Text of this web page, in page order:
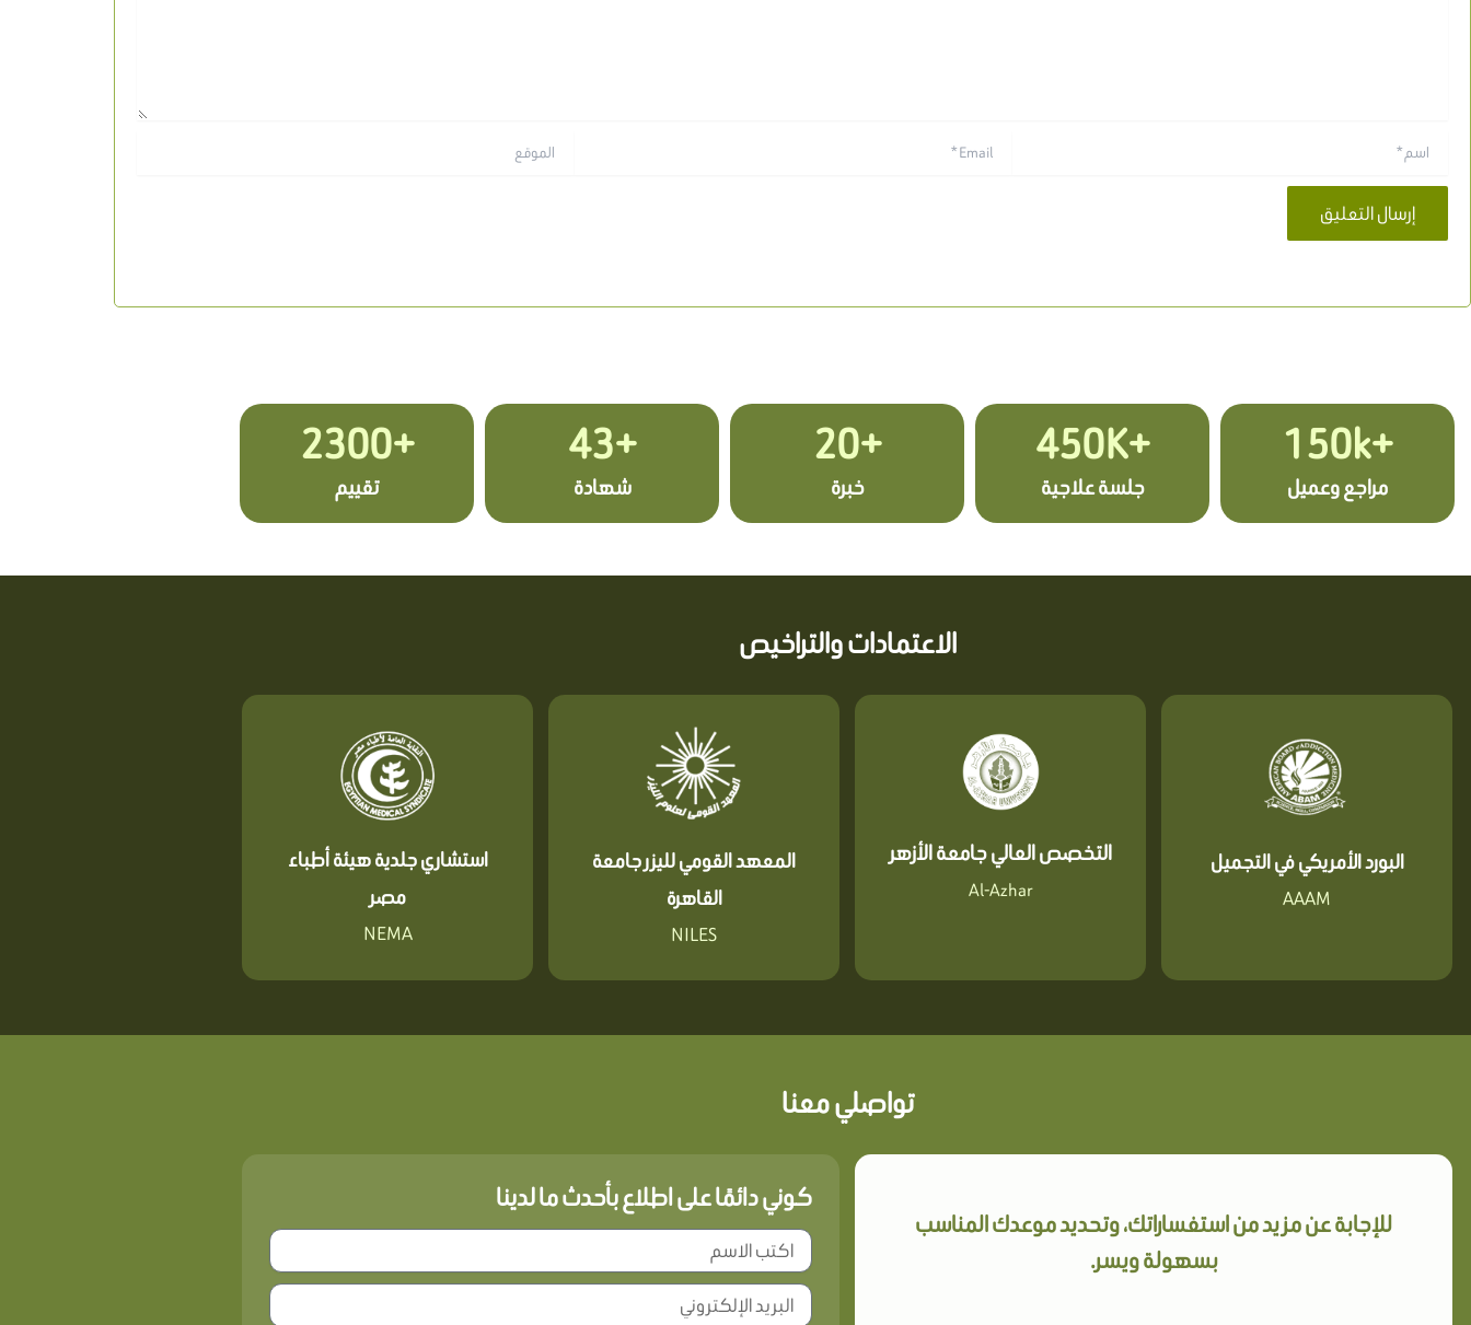
+150k
مراجع وعميل
+450K
جلسة علاجية
+20
خبرة
+43
شهادة
+2300
تقييم
الاعتمادات والتراخيص
البورد الأمريكي في التجميل
AAAM
التخصص العالي جامعة الأزهر
Al-Azhar
المعهد القومي لليزر جامعة
القاهرة
NILES
استشاري جلدية هيئة أطباء
مصر
NEMA
تواصلي معنا
للإجابة عن مزيد من استفساراتك، وتحديد موعدك المناسب
بسهولة ويسر.
كوني دائمًا على اطلاع بأحدث ما لدينا